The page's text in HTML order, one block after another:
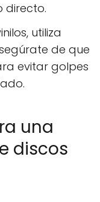
directo.
utiliza
de que
evitar golpes
una
discos